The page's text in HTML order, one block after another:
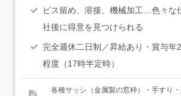
ビス留め、溶接、機械加工…色々な
社後に得意を見つけられる
完全週休二日制／昇給あり・賞与年
程度（17時半定時）
各種サッシ（金属製の窓枠）・手すり